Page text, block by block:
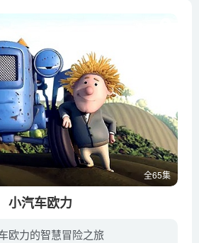
全65集
小汽车欧力
欧力的智慧冒险之旅